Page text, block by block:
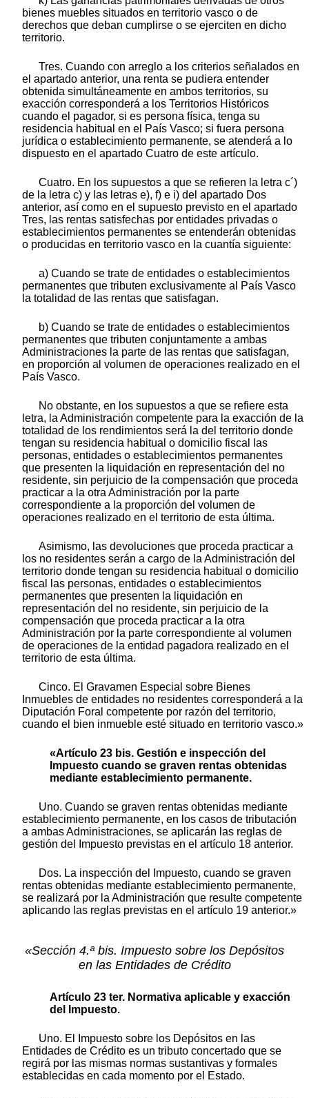
bienes muebles situados en territorio vasco o de
derechos que deban cumplirse o se ejerciten en dicho
territorio.
Tres. Cuando con arreglo a los criterios señalados en
el apartado anterior, una renta se pudiera entender
obtenida simultáneamente en ambos territorios, su
exacción corresponderá a los Territorios Históricos
cuando el pagador, si es persona física, tenga su
residencia habitual en el País Vasco; si fuera persona
jurídica o establecimiento permanente, se atenderá a lo
dispuesto en el apartado Cuatro de este artículo.
Cuatro. En los supuestos a que se refieren la letra c´)
de la letra c) y las letras e), f) e i) del apartado Dos
anterior, así como en el supuesto previsto en el apartado
Tres, las rentas satisfechas por entidades privadas o
establecimientos permanentes se entenderán obtenidas
o producidas en territorio vasco en la cuantía siguiente:
a) Cuando se trate de entidades o establecimientos
permanentes que tributen exclusivamente al País Vasco
la totalidad de las rentas que satisfagan.
b) Cuando se trate de entidades o establecimientos
permanentes que tributen conjuntamente a ambas
Administraciones la parte de las rentas que satisfagan,
en proporción al volumen de operaciones realizado en el
País Vasco.
No obstante, en los supuestos a que se refiere esta
letra, la Administración competente para la exacción de la
totalidad de los rendimientos será la del territorio donde
tengan su residencia habitual o domicilio fiscal las
personas, entidades o establecimientos permanentes
que presenten la liquidación en representación del no
residente, sin perjuicio de la compensación que proceda
practicar a la otra Administración por la parte
correspondiente a la proporción del volumen de
operaciones realizado en el territorio de esta última.
Asimismo, las devoluciones que proceda practicar a
los no residentes serán a cargo de la Administración del
territorio donde tengan su residencia habitual o domicilio
fiscal las personas, entidades o establecimientos
permanentes que presenten la liquidación en
representación del no residente, sin perjuicio de la
compensación que proceda practicar a la otra
Administración por la parte correspondiente al volumen
de operaciones de la entidad pagadora realizado en el
territorio de esta última.
Cinco. El Gravamen Especial sobre Bienes
Inmuebles de entidades no residentes corresponderá a la
Diputación Foral competente por razón del territorio,
cuando el bien inmueble esté situado en territorio vasco.»
«Artículo 23 bis. Gestión e inspección del
Impuesto cuando se graven rentas obtenidas
mediante establecimiento permanente.
Uno. Cuando se graven rentas obtenidas mediante
establecimiento permanente, en los casos de tributación
a ambas Administraciones, se aplicarán las reglas de
gestión del Impuesto previstas en el artículo 18 anterior.
Dos. La inspección del Impuesto, cuando se graven
rentas obtenidas mediante establecimiento permanente,
se realizará por la Administración que resulte competente
aplicando las reglas previstas en el artículo 19 anterior.»
«Sección 4.ª bis. Impuesto sobre los Depósitos
en las Entidades de Crédito
Artículo 23 ter. Normativa aplicable y exacción
del Impuesto.
Uno. El Impuesto sobre los Depósitos en las
Entidades de Crédito es un tributo concertado que se
regirá por las mismas normas sustantivas y formales
establecidas en cada momento por el Estado.